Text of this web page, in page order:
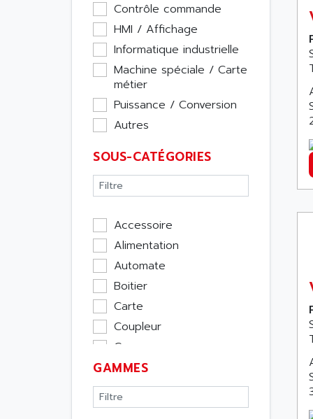
Contrôle commande
HMI / Affichage
Informatique industrielle
Machine spéciale / Carte
métier
Puissance / Conversion
Autres
SOUS-CATÉGORIES
Accessoire
Alimentation
Automate
Boitier
Carte
Coupleur
Cpu
Ecran
Entrée / Sortie
Memoire
GAMMES